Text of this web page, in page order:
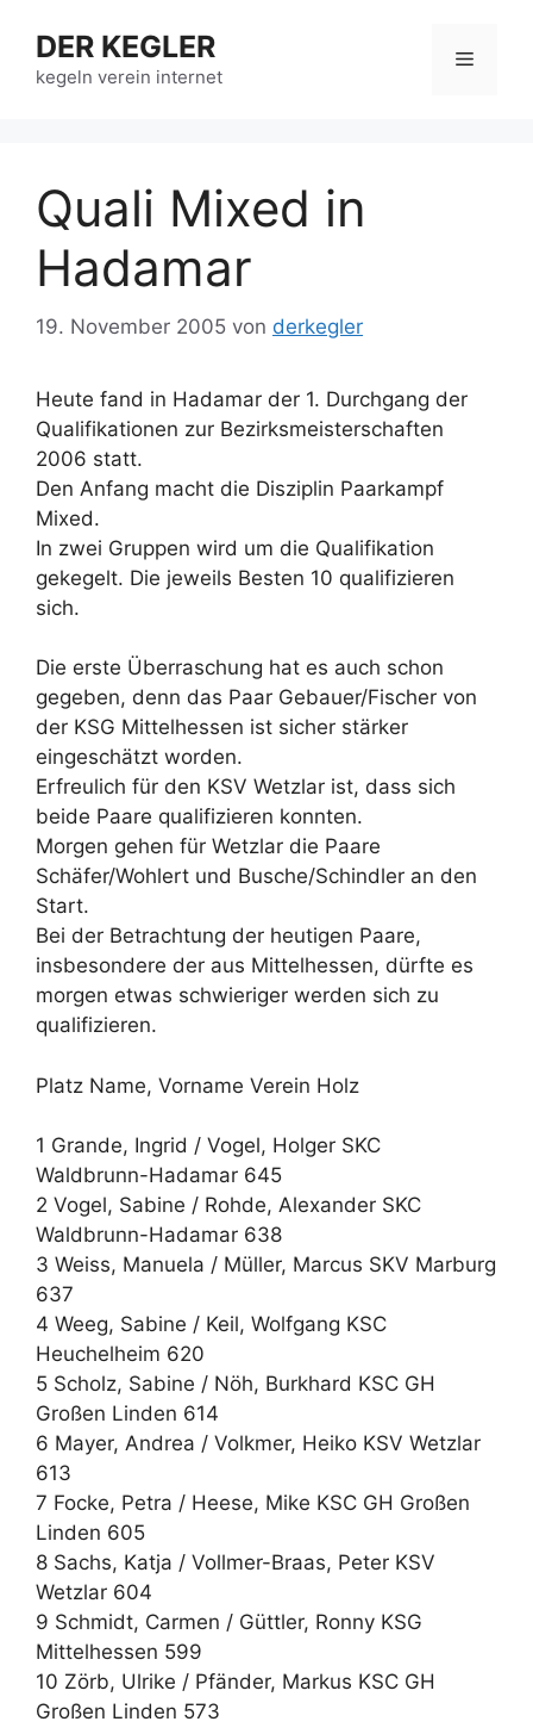
Inhalt
springen
DER KEGLER
kegeln verein internet
Menü
Quali Mixed in
Hadamar
19. November 2005 von derkegler
Heute fand in Hadamar der 1. Durchgang der
Qualifikationen zur Bezirksmeisterschaften
2006 statt.
Den Anfang macht die Disziplin Paarkampf
Mixed.
In zwei Gruppen wird um die Qualifikation
gekegelt. Die jeweils Besten 10 qualifizieren
sich.
Die erste Überraschung hat es auch schon
gegeben, denn das Paar Gebauer/Fischer von
der KSG Mittelhessen ist sicher stärker
eingeschätzt worden.
Erfreulich für den KSV Wetzlar ist, dass sich
beide Paare qualifizieren konnten.
Morgen gehen für Wetzlar die Paare
Schäfer/Wohlert und Busche/Schindler an den
Start.
Bei der Betrachtung der heutigen Paare,
insbesondere der aus Mittelhessen, dürfte es
morgen etwas schwieriger werden sich zu
qualifizieren.
Platz Name, Vorname Verein Holz
1 Grande, Ingrid / Vogel, Holger SKC
Waldbrunn-Hadamar 645
2 Vogel, Sabine / Rohde, Alexander SKC
Waldbrunn-Hadamar 638
3 Weiss, Manuela / Müller, Marcus SKV Marburg
637
4 Weeg, Sabine / Keil, Wolfgang KSC
Heuchelheim 620
5 Scholz, Sabine / Nöh, Burkhard KSC GH
Großen Linden 614
6 Mayer, Andrea / Volkmer, Heiko KSV Wetzlar
613
7 Focke, Petra / Heese, Mike KSC GH Großen
Linden 605
8 Sachs, Katja / Vollmer-Braas, Peter KSV
Wetzlar 604
9 Schmidt, Carmen / Güttler, Ronny KSG
Mittelhessen 599
10 Zörb, Ulrike / Pfänder, Markus KSC GH
Großen Linden 573